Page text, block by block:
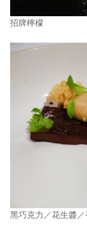
招牌檸檬
黑巧克力／花生醬／